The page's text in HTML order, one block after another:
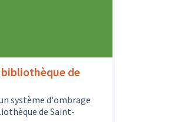
bibliothèque de
système d'ombrage
de Saint-